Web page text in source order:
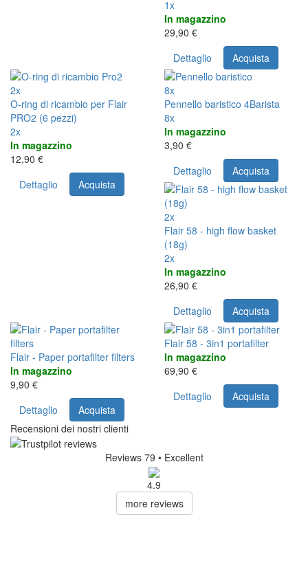
1x
In magazzino
29,90 €
Dettaglio
Acquista
2x
O-ring di ricambio per Flair
PRO2 (6 pezzi)
2x
In magazzino
12,90 €
Dettaglio
Acquista
8x
Pennello baristico 4Barista
8x
In magazzino
3,90 €
Dettaglio
Acquista
2x
Flair 58 - high flow basket
(18g)
2x
In magazzino
26,90 €
Dettaglio
Acquista
Flair - Paper portafilter filters
In magazzino
9,90 €
Dettaglio
Acquista
Flair 58 - 3in1 portafilter
In magazzino
69,90 €
Dettaglio
Acquista
Recensioni dei nostri clienti
Reviews 79 • Excellent
4.9
more reviews